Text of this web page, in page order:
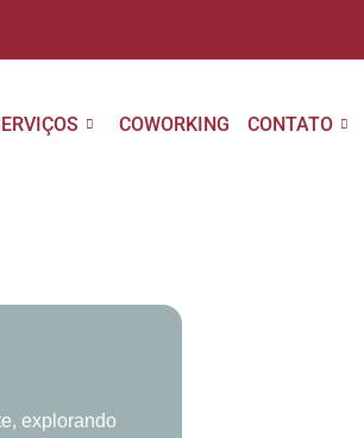
COWORKING CONTATO
explorando